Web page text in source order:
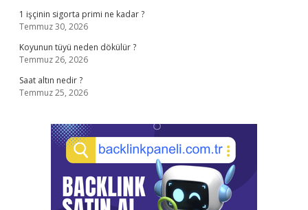
1 işçinin sigorta primi ne kadar ?
Temmuz 30, 2026
Koyunun tüyü neden dökülür ?
Temmuz 26, 2026
Saat altın nedir ?
Temmuz 25, 2026